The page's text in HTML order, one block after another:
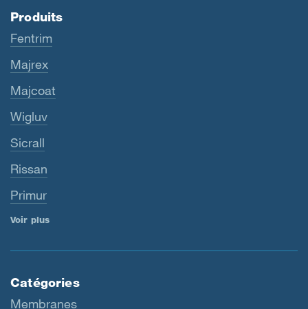
Produits
Fentrim
Majrex
Majcoat
Wigluv
Sicrall
Rissan
Primur
Voir plus
Catégories
Membranes